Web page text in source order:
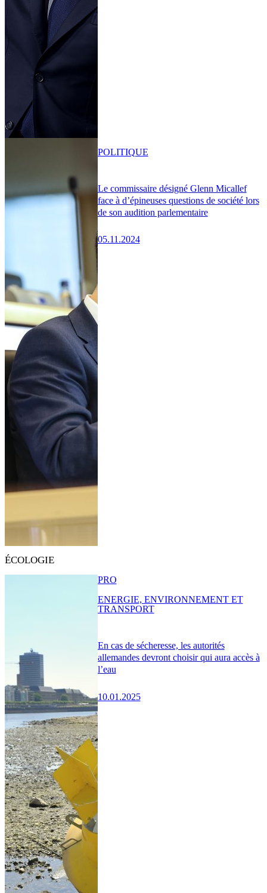
Le commissaire désigné Glenn Micallef
face à d’épineuses questions de société lors
de son audition parlementaire
05.11.2024
POLITIQUE
ÉCOLOGIE
En cas de sécheresse, les autorités
allemandes devront choisir qui aura accès à
l’eau
10.01.2025
PRO
ENERGIE, ENVIRONNEMENT ET
TRANSPORT